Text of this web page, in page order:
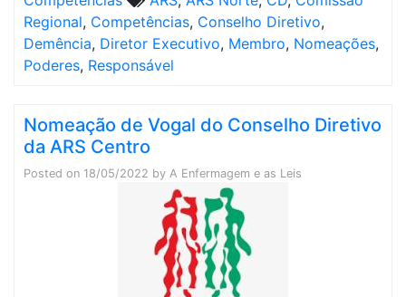
Regional, Competências, Conselho Diretivo,
Demência, Diretor Executivo, Membro, Nomeações,
Poderes, Responsável
Nomeação de Vogal do Conselho Diretivo
da ARS Centro
Posted on 18/05/2022 by A Enfermagem e as Leis